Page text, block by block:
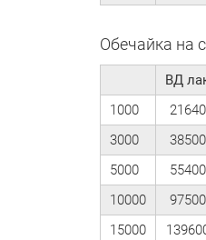
Обечайка на
ВД
1000
21640
3000
38500
5000
55400
10000
97500
15000